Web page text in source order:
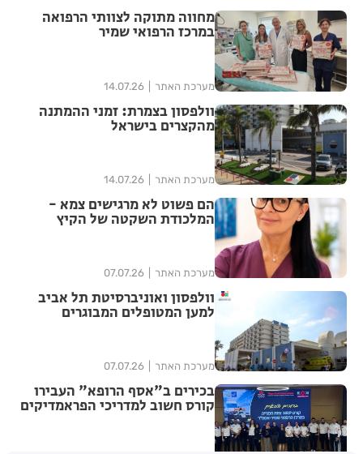
מחווה מתוקה לצוותי הרפואה
במרכז הרפואי שמיר
מערכת האתר 14.07.26
וולפסון בצמרת: זמני ההמתנה
מהקצרים בישראל
מערכת האתר 14.07.26
הם פשוט לא מרגישים צמא -
המלכודת השקטה של הקיץ
מערכת האתר 07.07.26
וולפסון ואוניברסיטת תל אביב
למען המטופלים המבוגרים
מערכת האתר 07.07.26
בכירים ב"אסף הרופא" העבירו
קורס חשוב למדריכי הפראמדיקים